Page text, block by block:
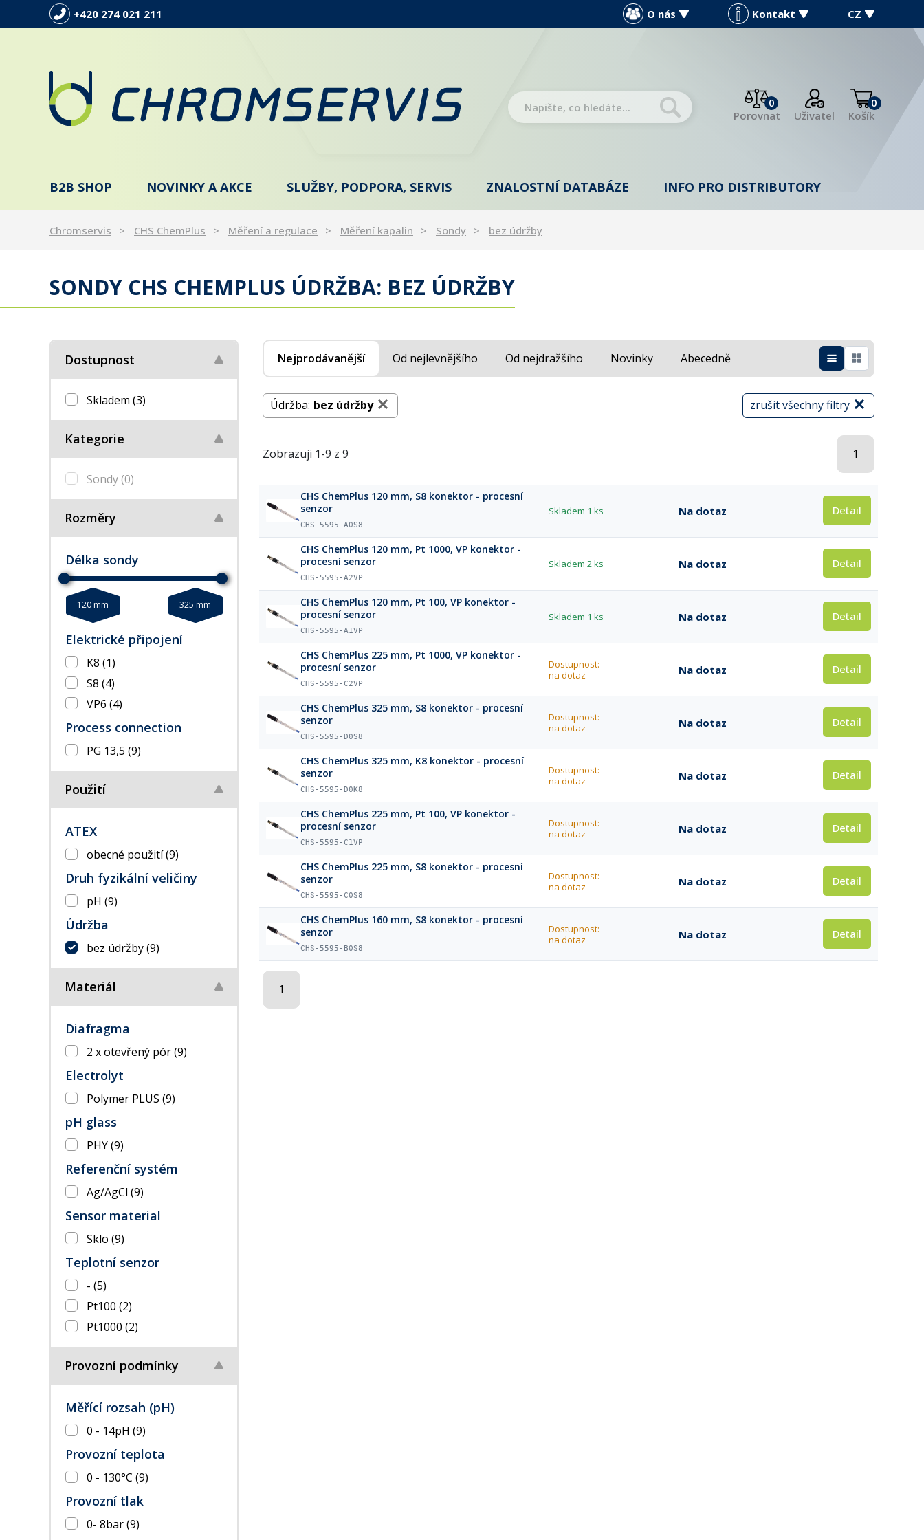
+420 274 021 211 O nás Kontakt CZ
0
Porovnat
Uživatel
0
Košík
B2B SHOP NOVINKY A AKCE SLUŽBY, PODPORA, SERVIS ZNALOSTNÍ DATABÁZE INFO PRO DISTRIBUTORY
Chromservis CHS ChemPlus Měření a regulace Měření kapalin Sondy bez údržby
SONDY CHS CHEMPLUS ÚDRŽBA: BEZ ÚDRŽBY
Dostupnost
Skladem (3)
Kategorie
Sondy(0)
Rozměry
Délka sondy
120 mm 325 mm
Elektrické připojení
K8 (1)
S8 (4)
VP6 (4)
Process connection
PG 13,5 (9)
Použití
ATEX
obecné použití(9)
Druh fyzikální veličiny
pH (9)
Údržba
bez údržby(9)
Materiál
Diafragma
2 x otevřený pór(9)
Electrolyt
Polymer PLUS (9)
pH glass
PHY(9)
Referenční systém
Ag/AgCl (9)
Sensor material
Sklo (9)
Teplotní senzor
- (5)
Pt100 (2)
Pt1000 (2)
Provozní podmínky
Měřící rozsah (pH)
0 - 14pH (9)
Provozní teplota
0 - 130°C (9)
Provozní tlak
0- 8bar(9)
Nejprodávanější Od nejlevnějšího Od nejdražšího Novinky Abecedně
zrušit všechny filtry
Údržba: bez údržby
Zobrazuji 1-9 z 9 1
CHS ChemPlus 120 mm, S8 konektor - procesní
senzor
CHS-5595-A0S8
Skladem 1 ks Na dotaz Detail
CHS ChemPlus 120 mm, Pt 1000, VP konektor -
procesní senzor
CHS-5595-A2VP
Skladem 2 ks Na dotaz Detail
CHS ChemPlus 120 mm, Pt 100, VP konektor -
procesní senzor
CHS-5595-A1VP
Skladem 1 ks Na dotaz Detail
CHS ChemPlus 225 mm, Pt 1000, VP konektor -
procesní senzor
CHS-5595-C2VP
Dostupnost:
na dotaz
Na dotaz Detail
CHS ChemPlus 325 mm, S8 konektor - procesní
senzor
CHS-5595-D0S8
Dostupnost:
na dotaz
Na dotaz Detail
CHS ChemPlus 325 mm, K8 konektor - procesní
senzor
CHS-5595-D0K8
Dostupnost:
na dotaz
Na dotaz Detail
CHS ChemPlus 225 mm, Pt 100, VP konektor -
procesní senzor
CHS-5595-C1VP
Dostupnost:
na dotaz
Na dotaz Detail
CHS ChemPlus 225 mm, S8 konektor - procesní
senzor
CHS-5595-C0S8
Dostupnost:
na dotaz
Na dotaz Detail
CHS ChemPlus 160 mm, S8 konektor - procesní
senzor
CHS-5595-B0S8
Dostupnost:
na dotaz
Na dotaz Detail
1